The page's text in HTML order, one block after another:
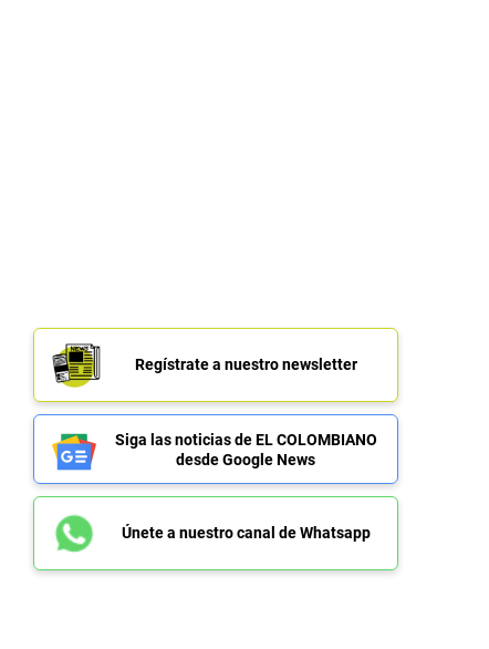
Regístrate a nuestro newsletter
Siga las noticias de EL COLOMBIANO
desde Google News
Únete a nuestro canal de Whatsapp